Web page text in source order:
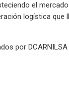
el
logística que
por